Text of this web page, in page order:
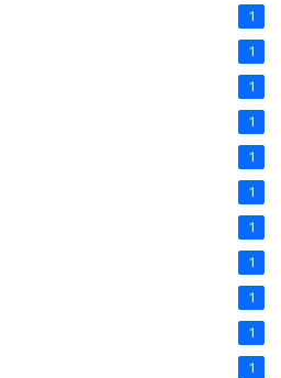
1
1
1
1
1
1
1
1
1
1
1